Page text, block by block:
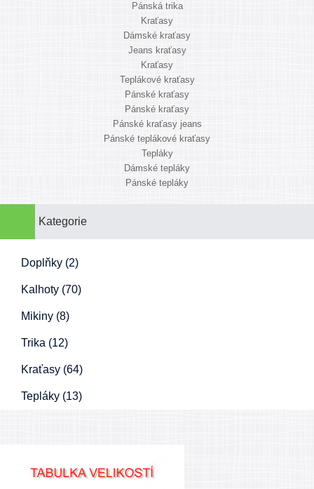
Pánská trika
Kraťasy
Dámské kraťasy
Jeans kraťasy
Kraťasy
Teplákové kraťasy
Pánské kraťasy
Pánské kraťasy
Pánské kraťasy jeans
Pánské teplákové kraťasy
Tepláky
Dámské tepláky
Pánské tepláky
Kategorie
Doplňky (2)
Kalhoty (70)
Mikiny (8)
Trika (12)
Kraťasy (64)
Tepláky (13)